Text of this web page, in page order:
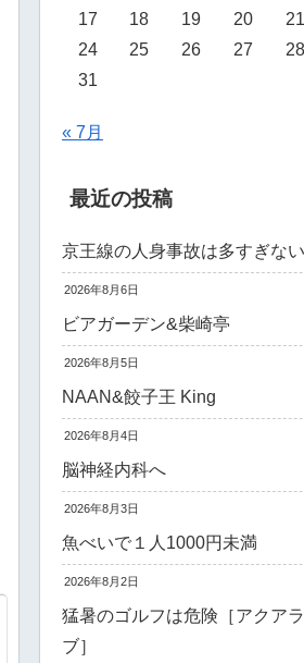
17
18 19 20 21
24
25 26 27 28
31
« 7月
最近の投稿
京王線の人身事故は多すぎな
2026年8月6日
ビアガーデン&柴崎亭
2026年8月5日
NAAN&餃子王 King
2026年8月4日
脳神経内科へ
2026年8月3日
魚べいで１人1000円未満
2026年8月2日
猛暑のゴルフは危険［アクア
ブ］